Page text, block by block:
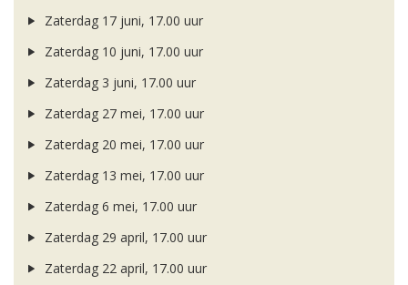
Zaterdag 17 juni, 17.00 uur
Zaterdag 10 juni, 17.00 uur
Zaterdag 3 juni, 17.00 uur
Zaterdag 27 mei, 17.00 uur
Zaterdag 20 mei, 17.00 uur
Zaterdag 13 mei, 17.00 uur
Zaterdag 6 mei, 17.00 uur
Zaterdag 29 april, 17.00 uur
Zaterdag 22 april, 17.00 uur